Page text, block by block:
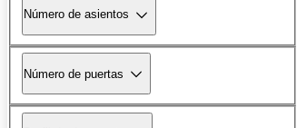
Número de asientos
Número de puertas